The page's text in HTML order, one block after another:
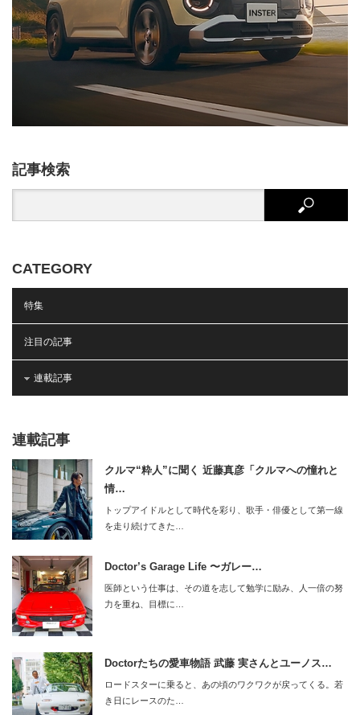
記事検索
CATEGORY
特集
注目の記事
連載記事
連載記事
クルマ“粋人”に聞く 近藤真彦「クルマへの憧れと
情…
トップアイドルとして時代を彩り、歌手・俳優として第一線
を走り続けてきた…
Doctor’s Garage Life 〜ガレー…
医師という仕事は、その道を志して勉学に励み、人一倍の努
力を重ね、目標に…
Doctorたちの愛車物語 武藤 実さんとユーノス…
ロードスターに乗ると、あの頃のワクワクが戻ってくる。若
き日にレースのた…